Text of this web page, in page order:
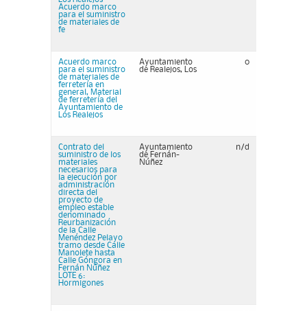
Acuerdo marco
para el suministro
de materiales de
fe
Acuerdo marco
para el suministro
de materiales de
ferretería en
general, Material
de ferretería del
Ayuntamiento de
Los Realejos
Ayuntamiento
de Realejos, Los
0
Contrato del
suministro de los
materiales
necesarios para
la ejecución por
administración
directa del
proyecto de
empleo estable
denominado
Reurbanización
de la Calle
Menéndez Pelayo
tramo desde Calle
Manolete hasta
Calle Góngora en
Fernán Núñez
LOTE 6:
Hormigones
Ayuntamiento
de Fernán-
Núñez
n/d